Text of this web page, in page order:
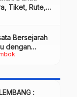
Tiket, Rute,
Bersejarah
dengan
: